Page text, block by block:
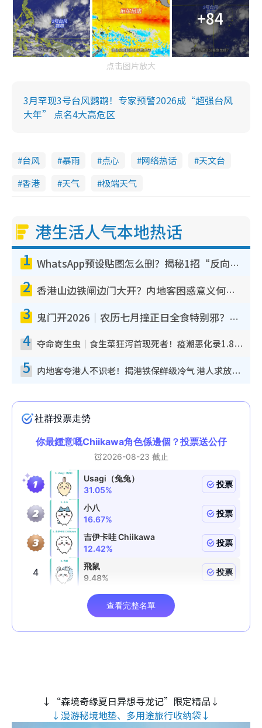
+84
点击图片放大
3月罕现3号台风鹦鹉！专家预警2026成“超强台风
大年” 点名4大高危区
台风 暴雨 点心 网络热话
天文台
香港
天气 极端天气
港生活人气本地热话
1 WhatsApp预设贴图怎么删？揭秘1招“反向操作”还原简洁界面 附3步实测教程
2 香港山边铁闸边门大开？内地客困惑意义何在！网友神回复：这种叫法理性防御
3 鬼门开2026｜农历七月撞正日全食特别邪？专家警告切忌做一事！揭4大禁忌+2招保平安
4 夺命寄生虫｜食生菜狂泻首现死者！疫潮恶化录1.8万宗病例 揭洗菜3大谬误
5 内地客夸港人不识老！揭港铁保鲜级冷气 港人求放过：别投诉
↓“森境奇缘夏日异想寻龙记”限定精品↓
↓漫游秘境地垫、多用途旅行收纳袋↓